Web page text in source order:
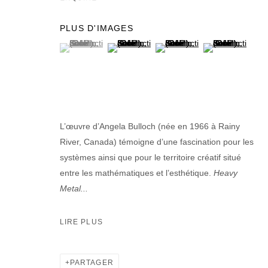
PLUS D'IMAGES
(View a larger image of thumbnail 1 )
, currently selected.
, currently selected.
, currently selected.(View a larger image of thumbnail 2 )
(View a larger image of
(View a larger
L’œuvre d’Angela Bulloch (née en 1966 à Rainy
River, Canada) témoigne d’une fascination pour les
systèmes ainsi que pour le territoire créatif situé
entre les mathématiques et l’esthétique. Heavy
Metal...
LIRE PLUS
PARTAGER